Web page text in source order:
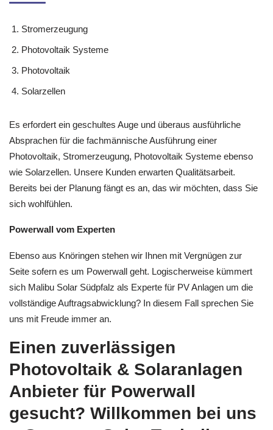
Stromerzeugung
Photovoltaik Systeme
Photovoltaik
Solarzellen
Es erfordert ein geschultes Auge und überaus ausführliche
Absprachen für die fachmännische Ausführung einer
Photovoltaik, Stromerzeugung, Photovoltaik Systeme ebenso
wie Solarzellen. Unsere Kunden erwarten Qualitätsarbeit.
Bereits bei der Planung fängt es an, das wir möchten, dass Sie
sich wohlfühlen.
Powerwall vom Experten
Ebenso aus Knöringen stehen wir Ihnen mit Vergnügen zur
Seite sofern es um Powerwall geht. Logischerweise kümmert
sich Malibu Solar Südpfalz als Experte für PV Anlagen um die
vollständige Auftragsabwicklung? In diesem Fall sprechen Sie
uns mit Freude immer an.
Einen zuverlässigen
Photovoltaik & Solaranlagen
Anbieter für Powerwall
gesucht? Willkommen bei uns